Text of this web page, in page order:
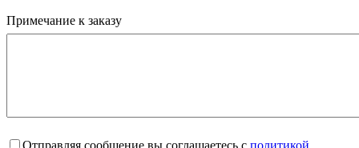
Примечание к заказу
Отправляя сообщение вы соглашаетесь с политикой